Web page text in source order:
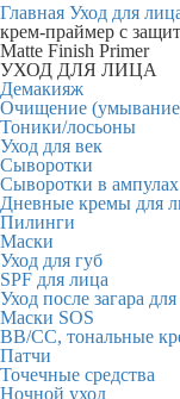
Главная Уход для
крем-праймер с
Matte Finish Primer
УХОД ДЛЯ ЛИЦА
Демакияж
Очищение
Тоники/лосьоны
Уход для век
Сыворотки
Сыворотки в ампулах
Дневные кремы для
Пилинги
Маски
Уход для губ
SPF для лица
Уход после загара
Маски SOS
BB/CC, тональные
Патчи
Точечные средства
Ночной уход